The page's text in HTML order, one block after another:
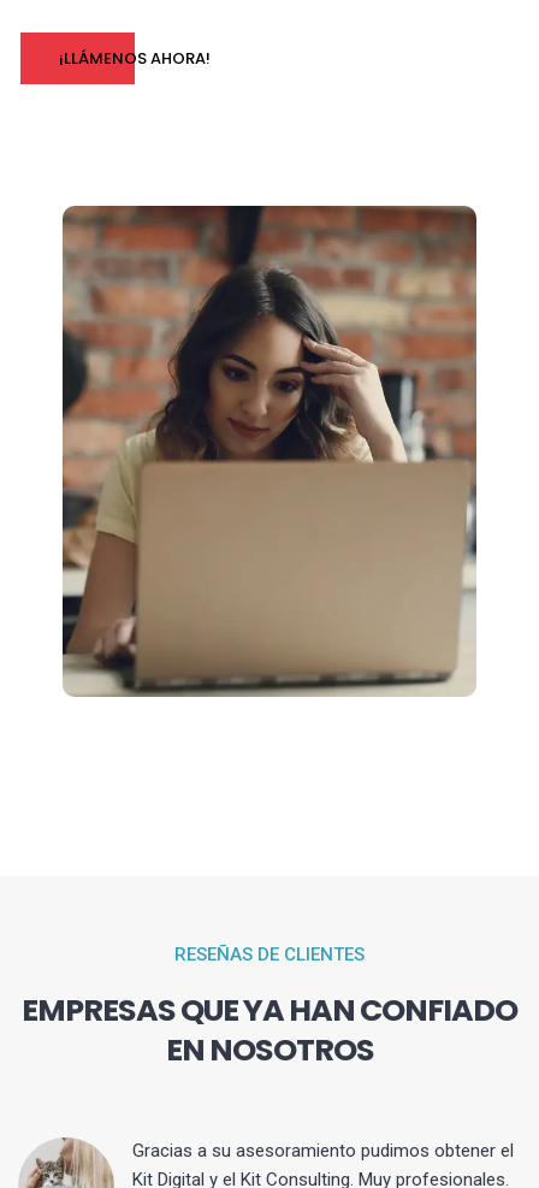
¡LLÁMENOS AHORA!
RESEÑAS DE CLIENTES
EMPRESAS QUE YA HAN CONFIADO
EN NOSOTROS
Gracias a su asesoramiento pudimos obtener el
Kit Digital y el Kit Consulting. Muy profesionales.